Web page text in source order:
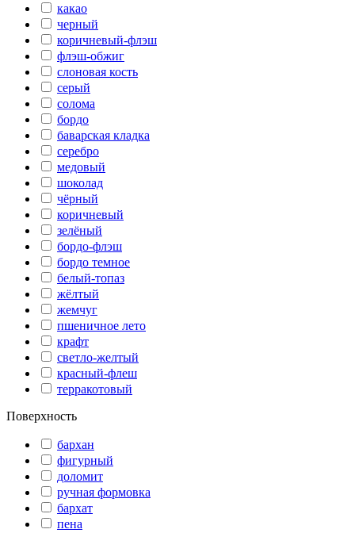
какао
черный
коричневый-флэш
флэш-обжиг
слоновая кость
серый
солома
бордо
баварская кладка
серебро
медовый
шоколад
чёрный
коричневый
зелёный
бордо-флэш
бордо темное
белый-топаз
жёлтый
жемчуг
пшеничное лето
крафт
светло-желтый
красный-флеш
терракотовый
Поверхность
бархан
фигурный
доломит
ручная формовка
бархат
пена